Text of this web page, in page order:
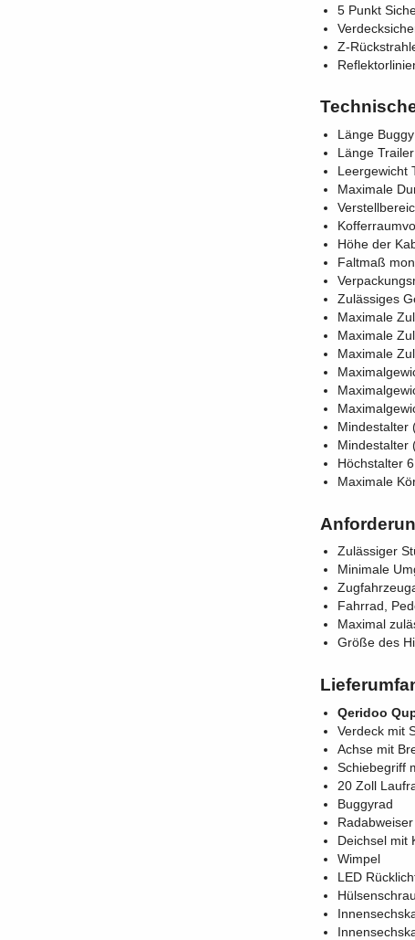
5 Punkt
Z-
Länge
Länge
Maximale
Höhe der
Faltmaß
Zulässiges
Maximale
Maximale
Maximale
Mindestalter
Mindestalter
Höchstalter
Maximale
Zulässiger
Minimale
Fahrrad,
Maximal
Größe des
Qeridoo
Verdeck mit
Achse mit
Schiebegriff
20 Zoll
Buggyrad
Deichsel mit
Wimpel
LED